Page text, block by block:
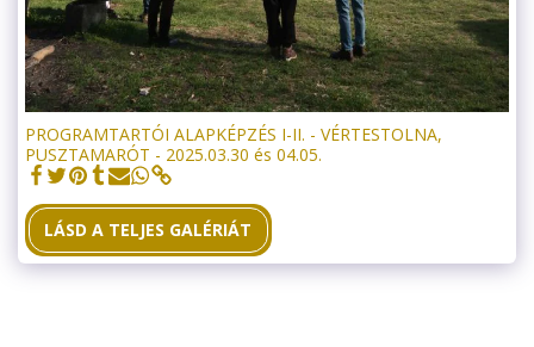
PROGRAMTARTÓI ALAPKÉPZÉS I-II. - VÉRTESTOLNA,
PUSZTAMARÓT - 2025.03.30 és 04.05.
LÁSD A TELJES GALÉRIÁT